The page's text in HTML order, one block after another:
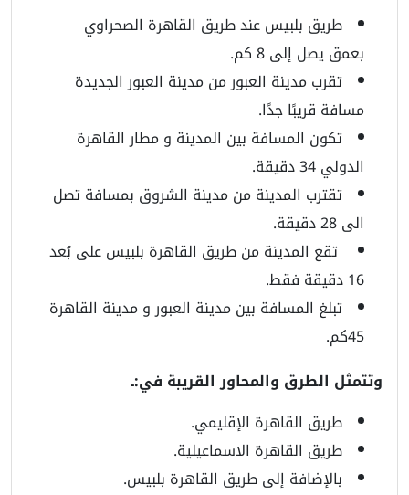
طريق بلبيس عند طريق القاهرة الصحراوي
بعمق يصل إلى 8 كم.
تقرب مدينة العبور من مدينة العبور الجديدة
مسافة قريبًا جدًا.
تكون المسافة بين المدينة و مطار القاهرة
الدولي 34 دقيقة.
تقترب المدينة من مدينة الشروق بمسافة تصل
الى 28 دقيقة.
تقع المدينة من طريق القاهرة بلبيس على بُعد
16 دقيقة فقط.
تبلغ المسافة بين مدينة العبور و مدينة القاهرة
45كم.
وتتمثل الطرق والمحاور القريبة في:ـ
طريق القاهرة الإقليمي.
طريق القاهرة الاسماعيلية.
بالإضافة إلى طريق القاهرة بلبيس.